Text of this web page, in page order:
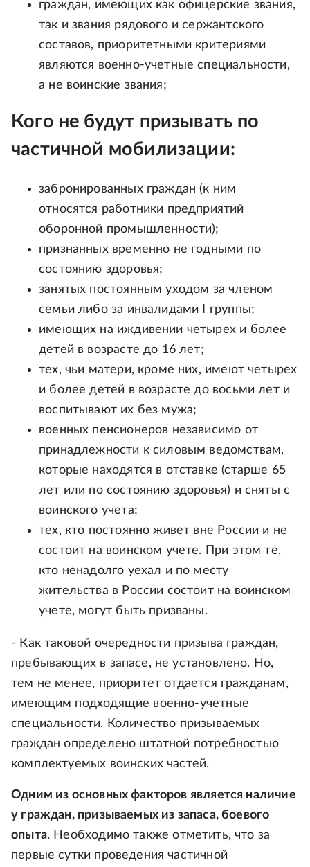
граждан, имеющих как офицерские звания,
так и звания рядового и сержантского
составов, приоритетными критериями
являются военно-учетные специальности,
а не воинские звания;
Кого не будут призывать по
частичной мобилизации:
забронированных граждан (к ним
относятся работники предприятий
оборонной промышленности);
признанных временно не годными по
состоянию здоровья;
занятых постоянным уходом за членом
семьи либо за инвалидами I группы;
имеющих на иждивении четырех и более
детей в возрасте до 16 лет;
тех, чьи матери, кроме них, имеют четырех
и более детей в возрасте до восьми лет и
воспитывают их без мужа;
военных пенсионеров независимо от
принадлежности к силовым ведомствам,
которые находятся в отставке (старше 65
лет или по состоянию здоровья) и сняты с
воинского учета;
тех, кто постоянно живет вне России и не
состоит на воинском учете. При этом те,
кто ненадолго уехал и по месту
жительства в России состоит на воинском
учете, могут быть призваны.
- Как таковой очередности призыва граждан,
пребывающих в запасе, не установлено. Но,
тем не менее, приоритет отдается гражданам,
имеющим подходящие военно-учетные
специальности. Количество призываемых
граждан определено штатной потребностью
комплектуемых воинских частей.
Одним из основных факторов является наличие
у граждан, призываемых из запаса, боевого
опыта. Необходимо также отметить, что за
первые сутки проведения частичной